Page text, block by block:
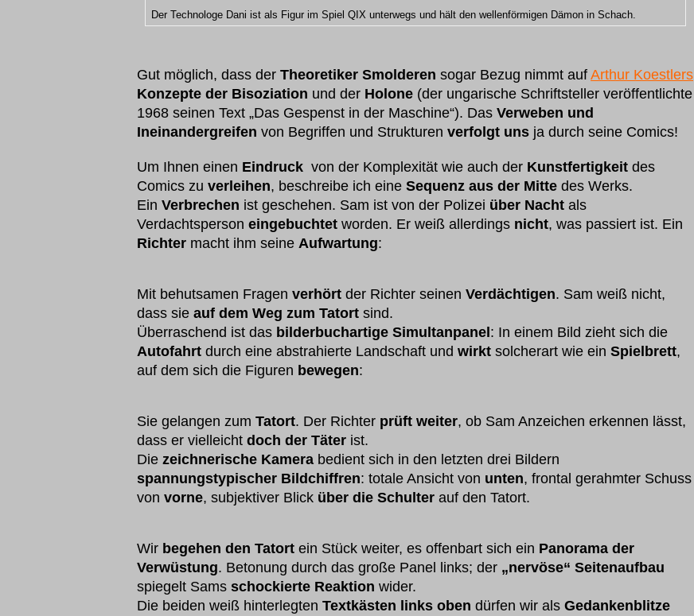
Der Technologe Dani ist als Figur im Spiel QIX unterwegs und hält den wellenförmigen Dämon in Schach.
Gut möglich, dass der Theoretiker Smolderen sogar Bezug nimmt auf Arthur Koestlers
Konzepte der Bisoziation und der Holone (der ungarische Schriftsteller veröffentlichte
1968 seinen Text „Das Gespenst in der Maschine“). Das Verweben und
Ineinandergreifen von Begriffen und Strukturen verfolgt uns ja durch seine Comics!
Um Ihnen einen Eindruck von der Komplexität wie auch der Kunstfertigkeit des
Comics zu verleihen, beschreibe ich eine Sequenz aus der Mitte des Werks.
Ein Verbrechen ist geschehen. Sam ist von der Polizei über Nacht als
Verdachtsperson eingebuchtet worden. Er weiß allerdings nicht, was passiert ist. Ein
Richter macht ihm seine Aufwartung:
Mit behutsamen Fragen verhört der Richter seinen Verdächtigen. Sam weiß nicht,
dass sie auf dem Weg zum Tatort sind.
Überraschend ist das bilderbuchartige Simultanpanel : In einem Bild zieht sich die
Autofahrt durch eine abstrahierte Landschaft und wirkt solcherart wie ein Spielbrett,
auf dem sich die Figuren bewegen:
Sie gelangen zum Tatort. Der Richter prüft weiter, ob Sam Anzeichen erkennen lässt,
dass er vielleicht doch der Täter ist.
Die zeichnerische Kamera bedient sich in den letzten drei Bildern
spannungstypischer Bildchiffren: totale Ansicht von unten, frontal gerahmter Schuss
von vorne, subjektiver Blick über die Schulter auf den Tatort.
Wir begehen den Tatort ein Stück weiter, es offenbart sich ein Panorama der
Verwüstung. Betonung durch das große Panel links; der „nervöse“ Seitenaufbau
spiegelt Sams schockierte Reaktion wider.
Die beiden weiß hinterlegten Textkästen links oben dürfen wir als Gedankenblitze